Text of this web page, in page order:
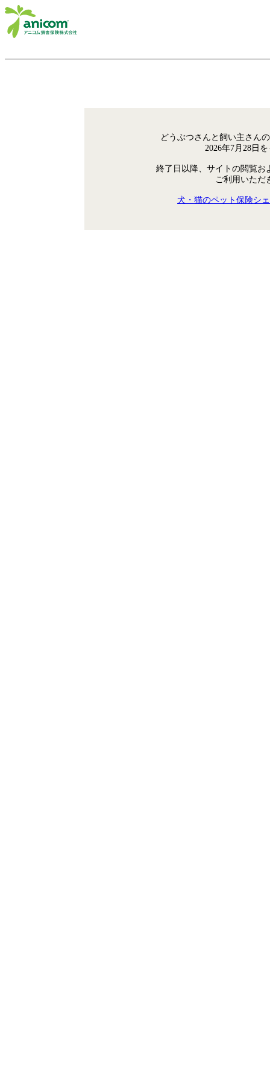
どうぶつさんと飼い主さん
2026年7月28日
終了日以降、サイトの閲覧お
ご利用いただ
犬・猫のペット保険シ